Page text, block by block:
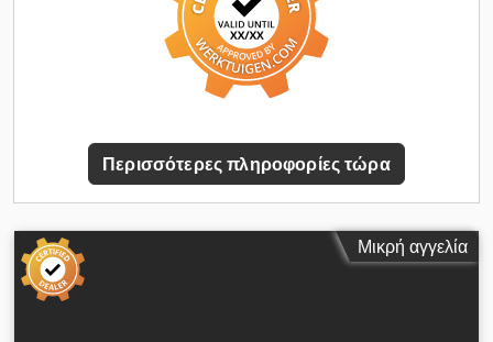
ΚΑΝΤΕ ΠΡΟΣΦΟΡΑ!!!
Περισσότερες πληροφορίες τώρα
Μικρή αγγελία